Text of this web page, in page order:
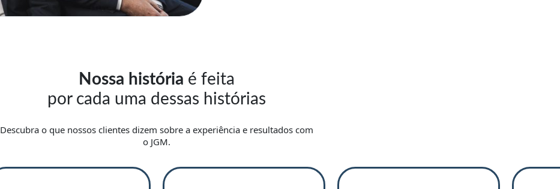
Nossa história é feita
por cada uma dessas histórias
Descubra o que nossos clientes dizem sobre a experiência e resultados com
o JGM.